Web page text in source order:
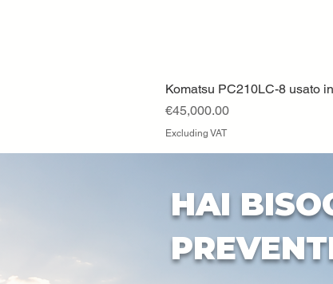
Komatsu PC210LC-8 usato
Price
€45,000.00
Excluding VAT
HAI